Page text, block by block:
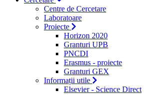
Centre de Cercetare
Laboratoare
Proiecte
Horizon 2020
Granturi UPB
PNCDI
Erasmus - proiecte
Granturi GEX
Informații utile
Elsevier - Science Direct